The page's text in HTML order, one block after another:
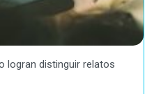
logran distinguir relatos